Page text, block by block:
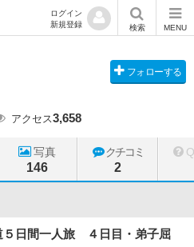
ログイン
新規登録
検索 MENU
フォローする
アクセス3,658
写真
146
クチコミ
2
５日間一人旅 ４日目・弟子屈